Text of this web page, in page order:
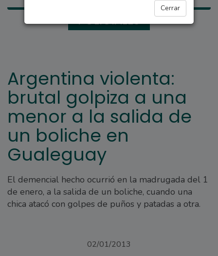
Cerrar
POLICIALES
Argentina violenta:
brutal golpiza a una
menor a la salida de
un boliche en
Gualeguay
El demencial hecho ocurrió en la madrugada del 1
de enero, a la salida de un boliche, cuando una
chica atacó con golpes de puños y patadas a otra.
02/01/2013